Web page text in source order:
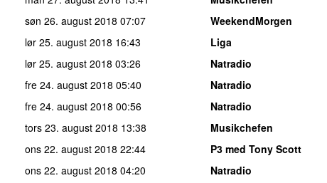
søn 26. august 2018 07:07
WeekendMorgen
lør 25. august 2018 16:43
Liga
lør 25. august 2018 03:26
Natradio
fre 24. august 2018 05:40
Natradio
fre 24. august 2018 00:56
Natradio
tors 23. august 2018 13:38
Musikchefen
ons 22. august 2018 22:44
P3 med Tony Scott
ons 22. august 2018 04:20
Natradio